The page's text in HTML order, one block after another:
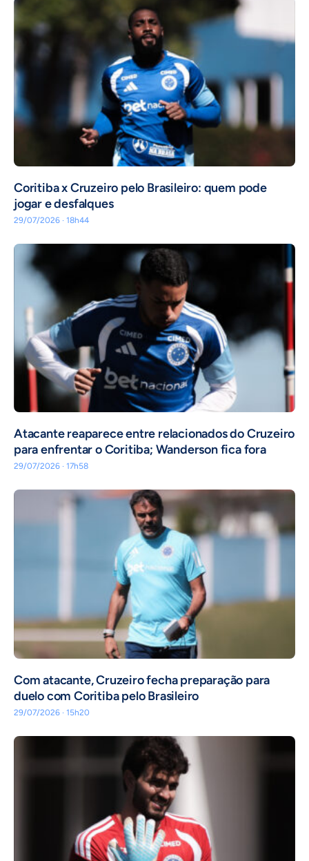
Coritiba x Cruzeiro pelo Brasileiro: quem pode
jogar e desfalques
29/07/2026 · 18h44
Atacante reaparece entre relacionados do Cruzeiro
para enfrentar o Coritiba; Wanderson fica fora
29/07/2026 · 17h58
Com atacante, Cruzeiro fecha preparação para
duelo com Coritiba pelo Brasileiro
29/07/2026 · 15h20